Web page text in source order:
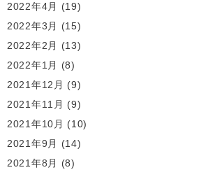
2022年4月
(19)
2022年3月
(15)
2022年2月
(13)
2022年1月
(8)
2021年12月 (9)
2021年11月 (9)
2021年10月 (10)
2021年9月
(14)
2021年8月
(8)